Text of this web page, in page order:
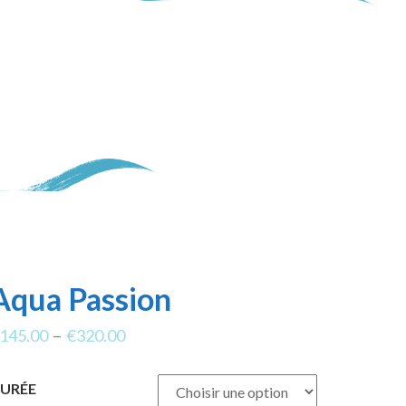
Passion
145.00– €320.00